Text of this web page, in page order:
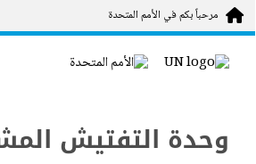
Skip to main content
مرحباً بكم في الأمم المتحدة
وحدة التفتيش